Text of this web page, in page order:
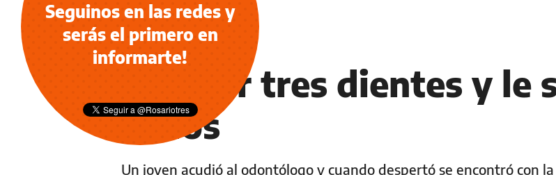
NOTICIAS
Fue por tres dientes y le
todos
Un joven acudió al odontólogo y cuando despertó se encontró con
Seguinos en las redes y
serás el primero en
informarte!